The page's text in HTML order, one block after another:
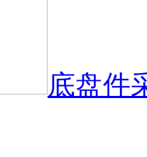
底盘件